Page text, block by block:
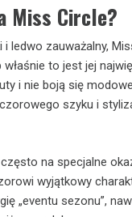
Miss Circle?
ledwo zauważalny,
to jest jej
i nie boją się
szyku i
na specjalne
wyjątkowy
„eventu sezonu”,